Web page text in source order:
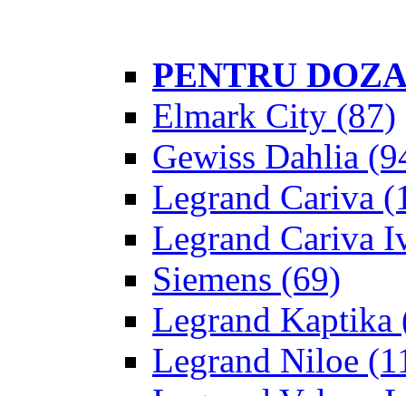
PENTRU
Elmark City (87)
Gewiss Dahlia
Legrand Cariva
Legrand Cariva
Siemens (69)
Legrand Kaptika
Legrand Niloe